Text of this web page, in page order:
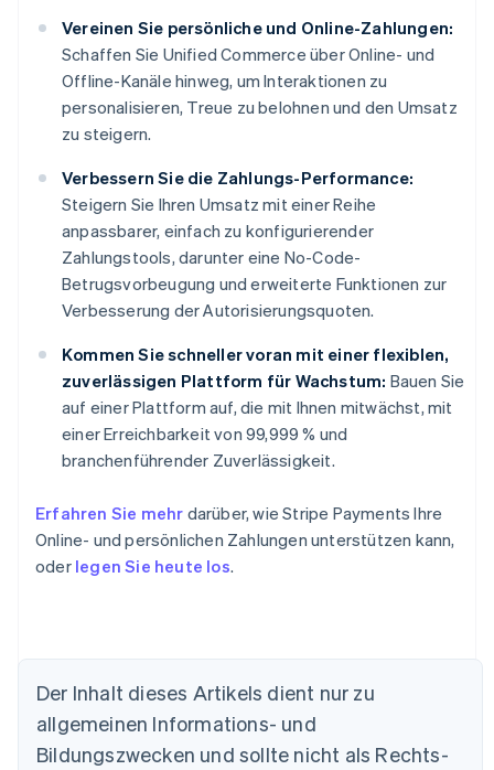
Vereinen Sie persönliche und Online-Zahlungen:
Schaffen Sie Unified Commerce über Online- und
Offline-Kanäle hinweg, um Interaktionen zu
personalisieren, Treue zu belohnen und den Umsatz
zu steigern.
Verbessern Sie die Zahlungs-Performance:
Steigern Sie Ihren Umsatz mit einer Reihe
anpassbarer, einfach zu konfigurierender
Zahlungstools, darunter eine No-Code-
Betrugsvorbeugung und erweiterte Funktionen zur
Verbesserung der Autorisierungsquoten.
Kommen Sie schneller voran mit einer flexiblen,
zuverlässigen Plattform für Wachstum: Bauen Sie
auf einer Plattform auf, die mit Ihnen mitwächst, mit
einer Erreichbarkeit von 99,999 % und
branchenführender Zuverlässigkeit.
Erfahren Sie mehr darüber, wie Stripe Payments Ihre
Online- und persönlichen Zahlungen unterstützen kann,
oder legen Sie heute los.
Der Inhalt dieses Artikels dient nur zu
allgemeinen Informations- und
Bildungszwecken und sollte nicht als Rechts-
Australien
English
Belgien